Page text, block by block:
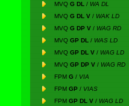
MVQ G DL / WA DL
MVQ G DL V / WAK LD
MVQ G DP V / WAG RD
MVQ GP DL / WAS LD
MVQ GP DL V / WAG LD
MVQ GP DP V / WAG RD
FPM G / VIA
FPM GP / VIAS
FPM GP DL V / WAG LD